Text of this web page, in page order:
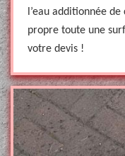
l’eau additionnée
propre toute une
votre devis !